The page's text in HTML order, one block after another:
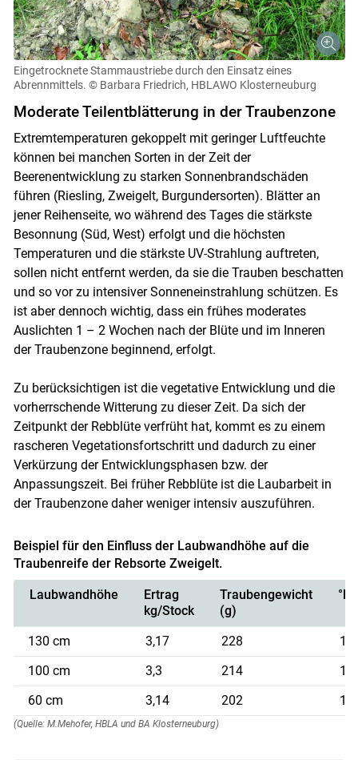
Skip to main content
Eingetrocknete Stammaustriebe durch den Einsatz eines
Abrennmittels. © Barbara Friedrich, HBLAWO Klosterneuburg
Moderate Teilentblätterung in der Traubenzone
Extremtemperaturen gekoppelt mit geringer Luftfeuchte
können bei manchen Sorten in der Zeit der
Beerenentwicklung zu starken Sonnenbrandschäden
führen (Riesling, Zweigelt, Burgundersorten). Blätter an
jener Reihenseite, wo während des Tages die stärkste
Besonnung (Süd, West) erfolgt und die höchsten
Temperaturen und die stärkste UV-Strahlung auftreten,
sollen nicht entfernt werden, da sie die Trauben beschatten
und so vor zu intensiver Sonneneinstrahlung schützen. Es
ist aber dennoch wichtig, dass ein frühes moderates
Auslichten 1 – 2 Wochen nach der Blüte und im Inneren
der Traubenzone beginnend, erfolgt.
Zu berücksichtigen ist die vegetative Entwicklung und die
vorherrschende Witterung zu dieser Zeit. Da sich der
Zeitpunkt der Rebblüte verfrüht hat, kommt es zu einem
rascheren Vegetationsfortschritt und dadurch zu einer
Verkürzung der Entwicklungsphasen bzw. der
Anpassungszeit. Bei früher Rebblüte ist die Laubarbeit in
der Traubenzone daher weniger intensiv auszuführen.
Beispiel für den Einfluss der Laubwandhöhe auf die
Traubenreife der Rebsorte Zweigelt.
Laubwandhöhe
Ertrag
kg/Stock
Traubengewicht
(g)
130 cm 3,17 228
100 cm
3,3 214
60 cm
3,14 202
(Quelle: M.Mehofer, HBLA und BA Klosterneuburg)